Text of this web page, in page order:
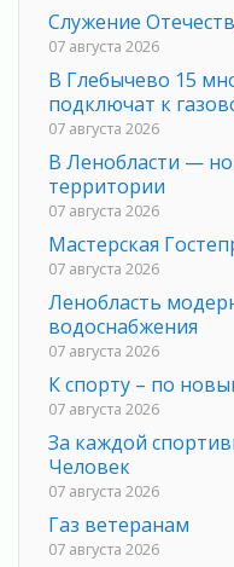
Служение
07 августа 2026
В Глебычево 15
подключат к
07 августа 2026
В Ленобласти —
территории
07 августа 2026
Мастерская
07 августа 2026
Ленобласть
водоснабжения
07 августа 2026
К спорту – по
07 августа 2026
За каждой
Человек
07 августа 2026
Газ ветеранам
07 августа 2026